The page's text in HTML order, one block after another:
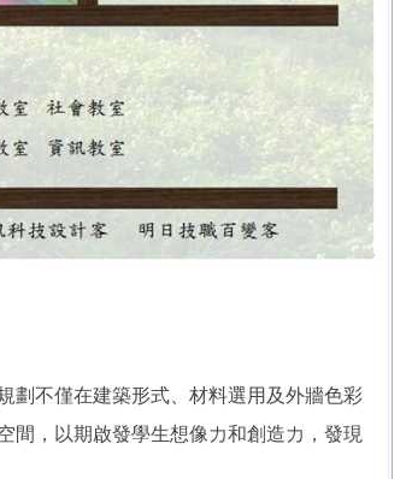
劃不僅在建築形式、材料選用及外牆色彩
間，以期啟發學生想像力和創造力，發現